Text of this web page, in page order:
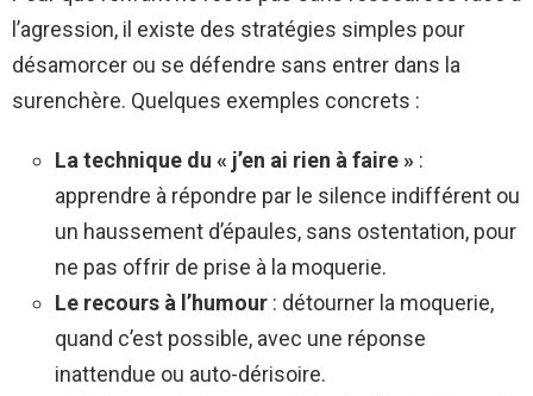
l’agression, il existe des stratégies simples pour
désamorcer ou se défendre sans entrer dans la
surenchère. Quelques exemples concrets :
La technique du « j’en ai rien à faire » :
apprendre à répondre par le silence indifférent ou
un haussement d’épaules, sans ostentation, pour
ne pas offrir de prise à la moquerie.
Le recours à l’humour : détourner la moquerie,
quand c’est possible, avec une réponse
inattendue ou auto-dérisoire.